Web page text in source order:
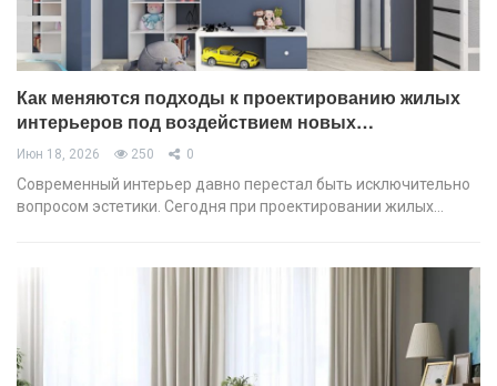
Как меняются подходы к проектированию жилых
интерьеров под воздействием новых…
Июн 18, 2026 250 0
Современный интерьер давно перестал быть исключительно
вопросом эстетики. Сегодня при проектировании жилых…